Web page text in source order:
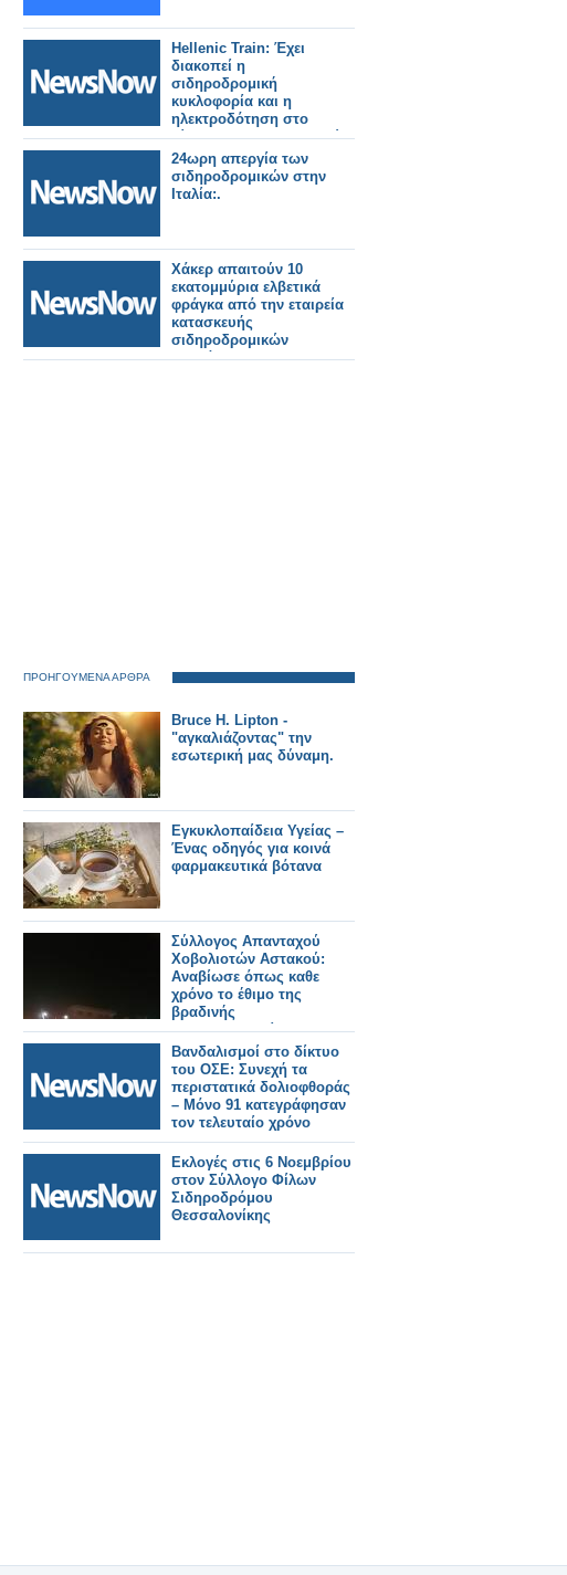
Hellenic Train: Έχει
διακοπεί η
σιδηροδρομική
κυκλοφορία και η
ηλεκτροδότηση στο
δίκτυο του Προαστιακού
Σιδηροδρόμου Αθηνών.
24ωρη απεργία των
σιδηροδρομικών στην
Ιταλία:.
Χάκερ απαιτούν 10
εκατομμύρια ελβετικά
φράγκα από την εταιρεία
κατασκευής
σιδηροδρομικών
οχημάτων Stadler.
ΠΡΟΗΓΟΥΜΕΝΑ ΑΡΘΡΑ
Bruce H. Lipton -
"αγκαλιάζοντας" την
εσωτερική μας δύναμη.
Εγκυκλοπαίδεια Υγείας –
Ένας οδηγός για κοινά
φαρμακευτικά βότανα
Σύλλογος Απανταχού
Χοβολιοτών Αστακού:
Αναβίωσε όπως καθε
χρόνο το έθιμο της
βραδινής
λαμπαδηδρομίας.
Βανδαλισμοί στο δίκτυο
του ΟΣΕ: Συνεχή τα
περιστατικά δολιοφθοράς
– Μόνο 91 κατεγράφησαν
τον τελευταίο χρόνο
Εκλογές στις 6 Νοεμβρίου
στον Σύλλογο Φίλων
Σιδηροδρόμου
Θεσσαλονίκης